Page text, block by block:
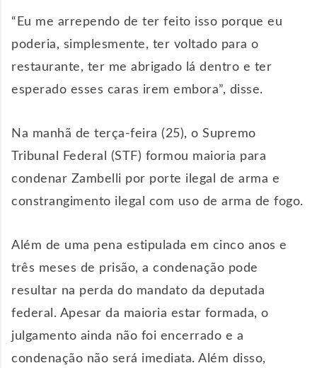
“Eu me arrependo de ter feito isso porque eu
poderia, simplesmente, ter voltado para o
restaurante, ter me abrigado lá dentro e ter
esperado esses caras irem embora”, disse.
Na manhã de terça-feira (25), o Supremo
Tribunal Federal (STF) formou maioria para
condenar Zambelli por porte ilegal de arma e
constrangimento ilegal com uso de arma de fogo.
Além de uma pena estipulada em cinco anos e
três meses de prisão, a condenação pode
resultar na perda do mandato da deputada
federal. Apesar da maioria estar formada, o
julgamento ainda não foi encerrado e a
condenação não será imediata. Além disso,